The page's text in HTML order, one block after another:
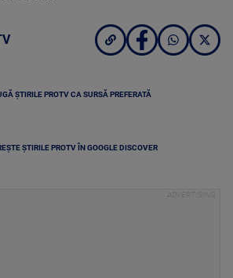
ȘTIRILE PROTV CA SURSĂ PREFERATĂ
ȘTIRILE PROTV ÎN GOOGLE DISCOVER